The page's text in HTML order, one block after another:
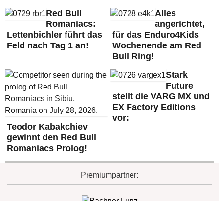
Red Bull
Romaniacs:
Lettenbichler führt das
Feld nach Tag 1 an!
Alles
angerichtet,
für das Enduro4Kids
Wochenende am Red
Bull Ring!
Teodor Kabakchiev
gewinnt den Red Bull
Romaniacs Prolog!
Stark
Future
stellt die VARG MX und
EX Factory Editions
vor:
Premiumpartner: